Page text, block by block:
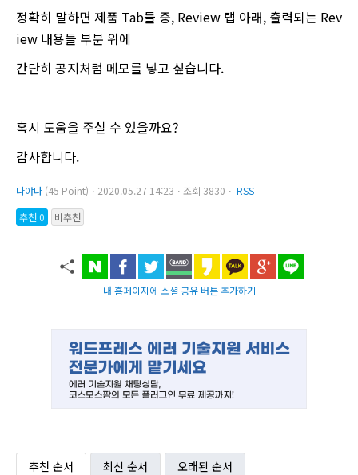
정확히 말하면 제품 Tab들 중, Review 탭 아래, 출력되는 Rev
iew 내용들 부분 위에
간단히 공지처럼 메모를 넣고 싶습니다.
혹시 도움을 주실 수 있을까요?
감사합니다.
나야나 (45 Point)ㆍ2020.05.27 14:23ㆍ조회 3830ㆍ RSS
추천 0
비추천
내 홈페이지에 소셜 공유 버튼 추가하기
추천 순서 최신 순서 오래된 순서